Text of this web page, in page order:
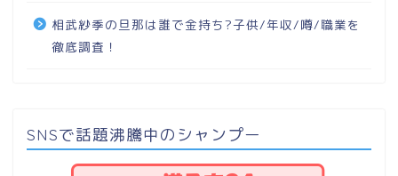
相武紗季の旦那は誰で金持ち?子供/年収/噂/職業を
徹底調査！
SNSで話題沸騰中のシャンプー